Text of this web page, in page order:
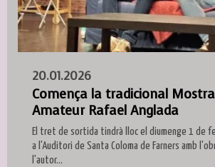
20.01.2026
Comença la tradicional
Amateur Rafael Anglada
El tret de sortida tindrà lloc el diumenge 1 de
a l'Auditori de Santa Coloma de Farners amb
l'autor...